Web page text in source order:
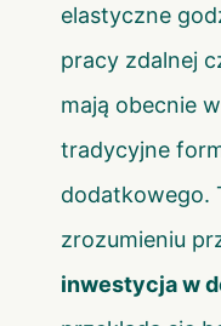
elastyczne
pracy zdalnej
mają obecnie
tradycyjne
dodatkowego.
zrozumieniu
inwestycja w